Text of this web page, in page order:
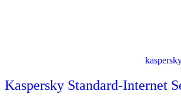
Kaspersky Standard-Internet